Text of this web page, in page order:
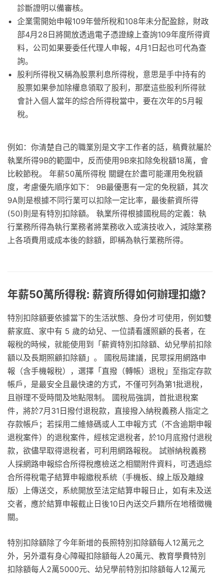
診斷證明以備審核。
企業需開始申報109年營所稅和108年未分配盈餘，財政
部4月28日將開放透過電子憑證線上查詢109年度所得資
料，公司如果要委任代理人申報，4月1日起也可代為查
詢。
股利所得稅又稱為股票利息所得稅，意思是手中持有的
股票如果參加除權息領取了股利，那麼這些股利所得就
會計入個人當年的綜合所得稅當中，要在次年的5月報
稅。
例如：你清楚自己的職業別是文字工作者的話，稿費就屬於
執業所得9B的範圍中，反而使用9B來扣除免稅額18萬，會
比較節稅。 年薪50萬所得稅 關鍵在於盡可能運用免稅額
度，考慮優先順序如下： 9B最優惠有一定的免稅額，其次
9A則是根據不同行業可以扣除一定比率，最後薪資所得
(50)則是有特別扣除額。 執業所得根據國稅局的定義：執
行業務所得為執行業務者將業務收入或演技收入，減除業務
上各項費用或成本後的餘額，即稱為執行業務所得。
年薪50萬所得稅: 薪資所得如何辦理扣繳？
特別扣除額要依據當下的生活狀態、身份才可使用，例如雙
薪家庭、家中有 5 歲的幼兒、一位請看護照顧的長者，在
報稅的時候，就能使用到「薪資特別扣除額、幼兒學前扣除
額以及長期照顧扣除額」。 國稅局建議，民眾採用網路申
報（含手機報稅），選擇「直撥（轉帳）退稅」至指定存款
帳戶，是最安全且最快速的方式，不僅可列為第1批退稅，
且辦理不受時間及地點限制。 國稅局強調，首批退稅案
件，將於7月31日撥付退稅款，直接撥入納稅義務人指定之
存款帳戶；若採用二維條碼或人工申報方式（不含逾期申報
退稅案件）的退稅案件，經核定退稅者，於10月底撥付退稅
款，欲儘早取得退稅者，可利用網路報稅。 試辦納稅義務
人採網路申報綜合所得稅應檢送之相關附件資料，可透過綜
合所得稅電子結算申報繳稅系統（手機板、線上版及離線
版）上傳送交，系統開放至法定結算申報日止，如有未及送
交者，應於結算申報截止日後10日內送交戶籍所在地稽徵機
關。
特別扣除額除了今年新增的長照特別扣除額每人12萬元之
外，另外還有身心障礙扣除額每人20萬元、教育學費特別
扣除額每人2萬5000元、幼兒學前特別扣除額每人12萬元